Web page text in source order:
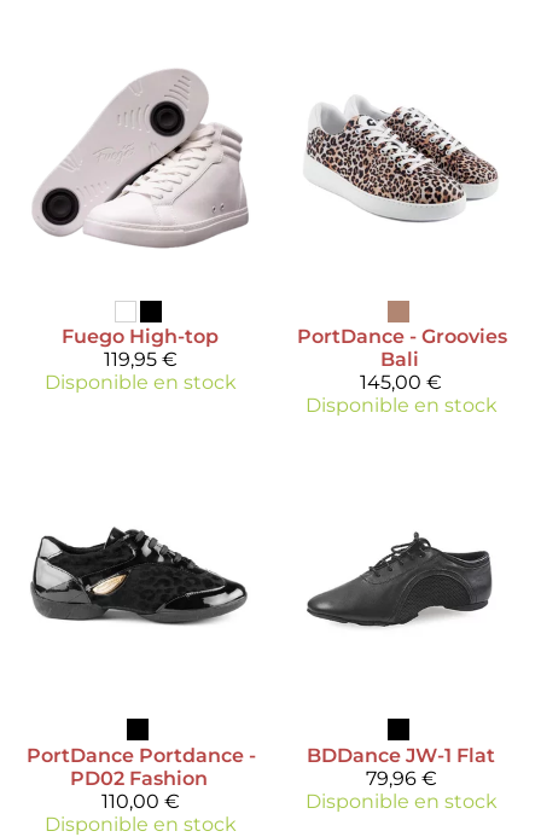
Fuego High-top
119,95 €
Disponible en stock
PortDance - Groovies
Bali
145,00 €
Disponible en stock
PortDance Portdance -
PD02 Fashion
110,00 €
Disponible en stock
BDDance JW-1 Flat
79,96 €
Disponible en stock